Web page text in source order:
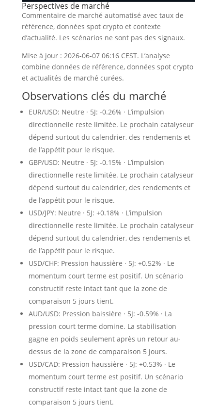
Perspectives de marché
Commentaire de marché automatisé avec taux de
référence, données spot crypto et contexte
d’actualité. Les scénarios ne sont pas des signaux.
Mise à jour : 2026-06-07 06:16 CEST. L’analyse
combine données de référence, données spot crypto
et actualités de marché curées.
Observations clés du marché
EUR/USD: Neutre · 5J: -0.26% · L’impulsion
directionnelle reste limitée. Le prochain catalyseur
dépend surtout du calendrier, des rendements et
de l’appétit pour le risque.
GBP/USD: Neutre · 5J: -0.15% · L’impulsion
directionnelle reste limitée. Le prochain catalyseur
dépend surtout du calendrier, des rendements et
de l’appétit pour le risque.
USD/JPY: Neutre · 5J: +0.18% · L’impulsion
directionnelle reste limitée. Le prochain catalyseur
dépend surtout du calendrier, des rendements et
de l’appétit pour le risque.
USD/CHF: Pression haussière · 5J: +0.52% · Le
momentum court terme est positif. Un scénario
constructif reste intact tant que la zone de
comparaison 5 jours tient.
AUD/USD: Pression baissière · 5J: -0.59% · La
pression court terme domine. La stabilisation
gagne en poids seulement après un retour au-
dessus de la zone de comparaison 5 jours.
USD/CAD: Pression haussière · 5J: +0.53% · Le
momentum court terme est positif. Un scénario
constructif reste intact tant que la zone de
comparaison 5 jours tient.